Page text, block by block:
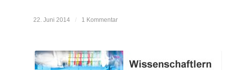
22. Juni 2014 / 1 Kommentar